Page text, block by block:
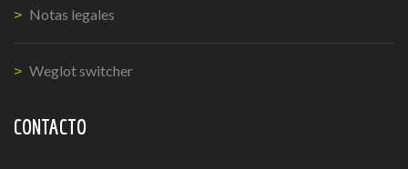
Notas legales
Weglot switcher
CONTACTO